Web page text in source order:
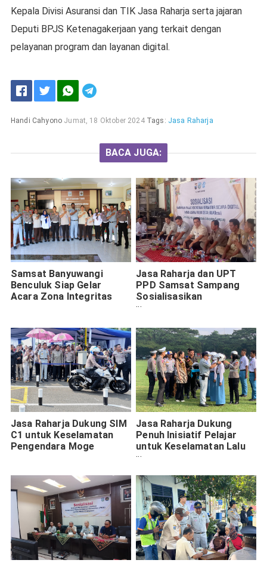
Kepala Divisi Asuransi dan TIK Jasa Raharja serta jajaran
Deputi BPJS Ketenagakerjaan yang terkait dengan
pelayanan program dan layanan digital.
Handi Cahyono Jumat, 18 Oktober 2024 Tags: Jasa Raharja
BACA JUGA:
Samsat Banyuwangi
Benculuk Siap Gelar
Acara Zona Integritas
Jasa Raharja dan UPT
PPD Samsat Sampang
Sosialisasikan
Pembayaran Pajak
Channel
Jasa Raharja Dukung SIM
C1 untuk Keselamatan
Pengendara Moge
Jasa Raharja Dukung
Penuh Inisiatif Pelajar
untuk Keselamatan Lalu
Lintas